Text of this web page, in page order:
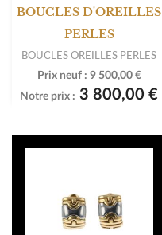
BOUCLES D'OREILLES
PERLES
BOUCLES OREILLES PERLES
Prix neuf : 9 500,00 €
Notre prix : 3 800,00 €